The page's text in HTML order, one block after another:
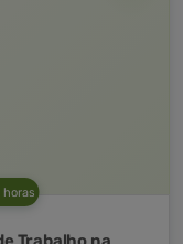
horas